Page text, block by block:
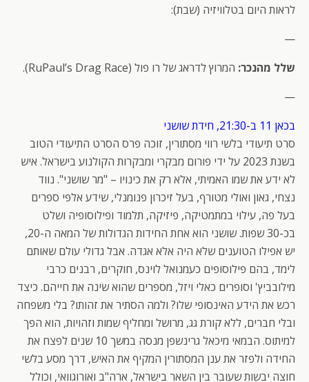
לראות היום בטלוויזיה (שבת):
—
שלל מהנכר: המרוץ לדראג של רו פול (RuPaul’s Drag Race).
—
בכאן 11 ב-21:30, חידת שושני
סרט תיעודי בלשי רווי מסתורין, זוכה פרס הסרט התיעודי הטוב
בשנת 2023 על ידי פורום מבקרי ומבקרות הקולנוע בישראל. איש
לא ידע את שמו האמיתי, אלא רק את כינויו – "מר שושני". נווד
נצחי, גאון ואולי מטורף, בעל זיכרון פנומנלי, שידע אלפי ספרים
בעל פה, עילוי במתמטיקה, פיזיקה, תלמוד ופילוסופיה ושלט
בכ-30 שפות. שושני הוא אחת החידות הגדולות של המאה ה-20,
יש אפילו הטוענים שלא היה אלא אגדה. אבל גדולי עולם שאותם
לימד, בהם פילוסופים כעמנואל לוינס, חוקרים, רבנים כרבי
מילובביץ' וסופרים כאלי ויזל, מספרים שהוא שינה את חייהם. כיצד
רכש את הידע האינסופי שלו? ולמה הסתיר את זהותו? בלי משפחה
ובלי חברים, ללא קורת גג, מרושל ומחליף שמות וזהויות, הוא הפך
למיתוס. הבמאי מיכאל גרינשפן מנסה במשך 10 שנים לפצח את
החידה ולפזר את ענן המסתורין המקיף את האיש, דרך מסע בלשי
חוצה יבשות שעובר בין השאר בישראל, ארה"ב ואורוגוואי, וכולל